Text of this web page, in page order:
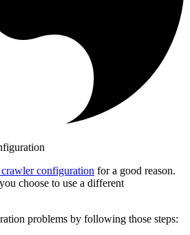
configuration for a good reason.
choose to use a different
problems by following those steps: